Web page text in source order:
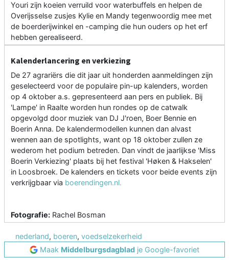
Youri zijn koeien verruild voor waterbuffels en helpen de
Overijsselse zusjes Kylie en Mandy tegenwoordig mee met
de boerderijwinkel en -camping die hun ouders op het erf
hebben gerealiseerd.
Kalenderlancering en verkiezing
De 27 agrariërs die dit jaar uit honderden aanmeldingen zijn
geselecteerd voor de populaire pin-up kalenders, worden
op 4 oktober a.s. gepresenteerd aan pers en publiek. Bij
'Lampe' in Raalte worden hun rondes op de catwalk
opgevolgd door muziek van DJ J'roen, Boer Bennie en
Boerin Anna. De kalendermodellen kunnen dan alvast
wennen aan de spotlights, want op 18 oktober zullen ze
wederom het podium betreden. Dan vindt de jaarlijkse 'Miss
Boerin Verkiezing' plaats bij het festival 'Høken & Hakselen'
in Loosbroek. De kalenders en tickets voor beide events zijn
verkrijgbaar via boerendingen.nl.
Fotografie: Rachel Bosman
nederland, boeren, voedselzekerheid
Maak Middelburgsdagblad je Google-favoriet